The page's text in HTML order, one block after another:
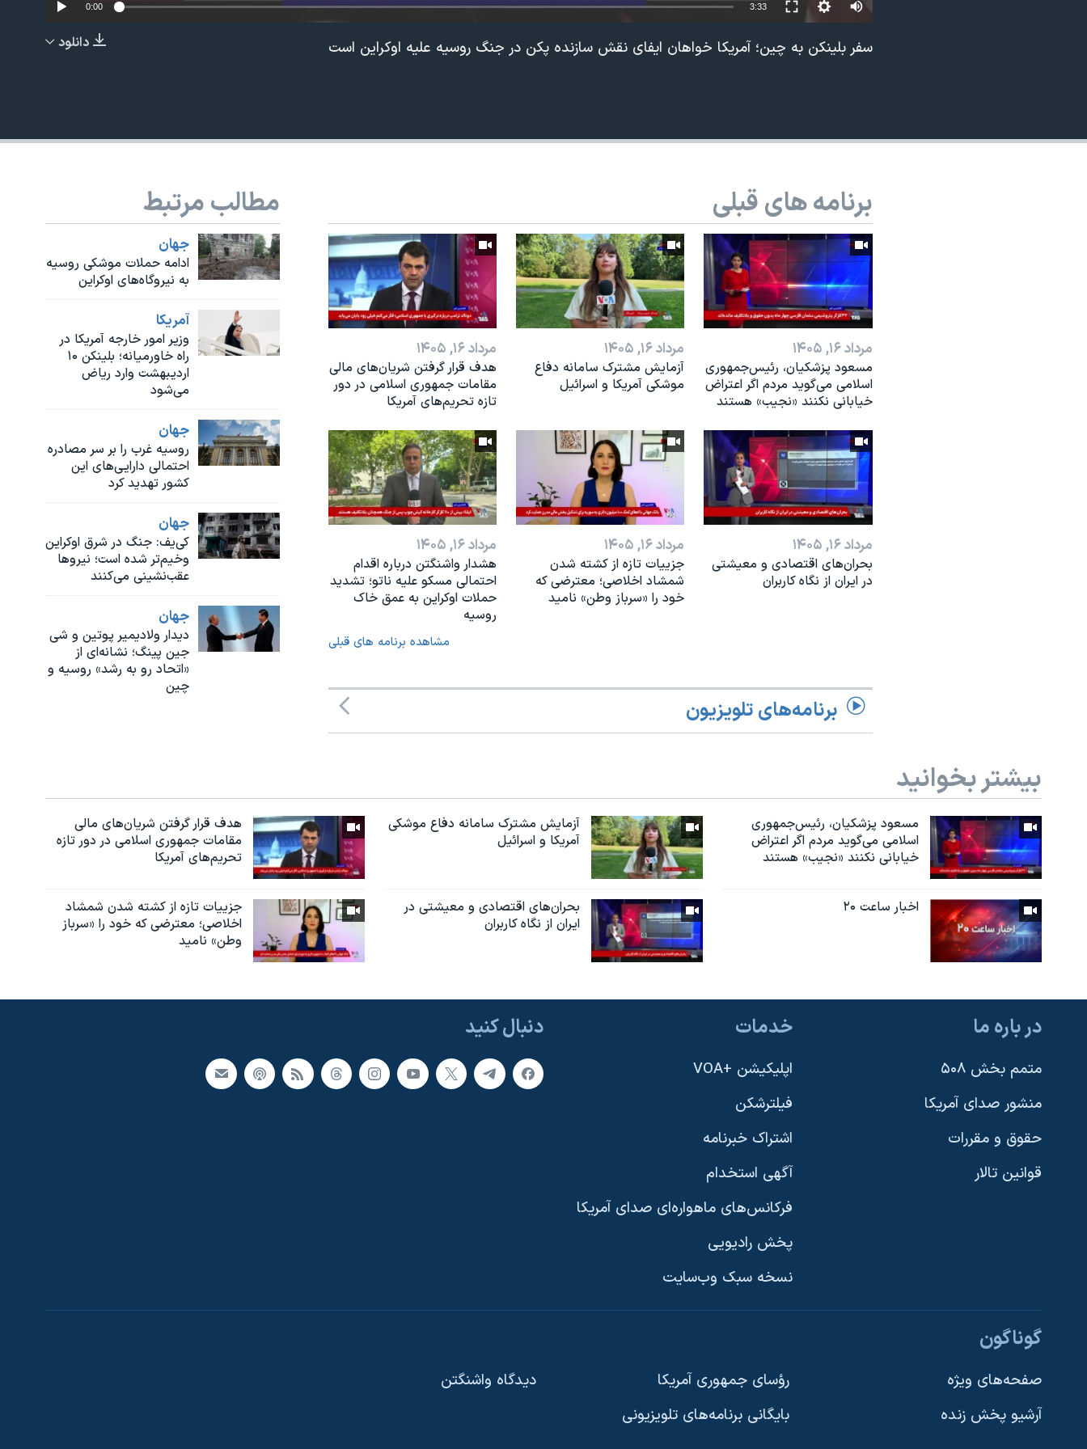
دنبال کنید
زبانهای مختلف
EMBED
0:00 3:33
دانلود سفر بلینکن به چین؛ آمریکا خواهان ایفای نقش سازنده پکن در جنگ روسیه علیه اوکراین است
مطالب مرتبط
جهان
ادامه حملات موشکی روسیه
به نیروگاه‌های اوکراین
آمريکا
وزیر امور خارجه آمریکا در
راه خاورمیانه؛ بلینکن ۱۰
اردیبهشت وارد ریاض
می‌شود
جهان
روسیه غرب را بر سر مصادره
احتمالی دارایی‌های این
کشور تهدید کرد
جهان
کی‌یف: جنگ در شرق اوکراین
وخیم‌تر شده است؛ نیروها
عقب‌‌نشینی می‌کنند
جهان
دیدار ولادیمیر پوتین و شی
جین‌ پینگ؛ نشانه‌ای از
«اتحاد رو‌ به‌ رشد» روسیه و
چین
برنامه های قبلی
مرداد ۱۶, ۱۴۰۵
مسعود پزشکیان، رئيس‌جمهوری
اسلامی می‌گوید مردم اگر اعتراض
خیابانی نکنند «نجیب» هستند
مرداد ۱۶, ۱۴۰۵
آزمایش مشترک سامانه دفاع
موشکی آمریکا و اسرائیل
مرداد ۱۶, ۱۴۰۵
هدف قرار گرفتن شریان‌های مالی
مقامات جمهوری اسلامی در دور
تازه تحریم‌های آمریکا
مرداد ۱۶, ۱۴۰۵
بحران‌های اقتصادی و معیشتی
در ایران از نگاه کاربران
مرداد ۱۶, ۱۴۰۵
جزییات تازه از کشته شدن
شمشاد اخلاصی؛ معترضی که
خود را «سرباز وطن» نامید
مرداد ۱۶, ۱۴۰۵
هشدار واشنگتن درباره اقدام
احتمالی مسکو علیه ناتو؛ تشدید
حملات اوکراین به عمق خاک
روسیه
مشاهده برنامه های قبلی
برنامه‌های تلویزیون
بیشتر بخوانید
مسعود پزشکیان، رئيس‌جمهوری
اسلامی می‌گوید مردم اگر اعتراض
خیابانی نکنند «نجیب» هستند
آزمایش مشترک سامانه دفاع موشکی
آمریکا و اسرائیل
هدف قرار گرفتن شریان‌های مالی
مقامات جمهوری اسلامی در دور تازه
تحریم‌های آمریکا
اخبار ساعت ۲۰
بحران‌های اقتصادی و معیشتی در
ایران از نگاه کاربران
جزییات تازه از کشته شدن شمشاد
اخلاصی؛ معترضی که خود را «سرباز
وطن» نامید
دنبال کنید در باره ما
متمم بخش ۵۰۸
منشور صدای آمریکا
حقوق و مقررات
قوانین تالار
خدمات
اپلیکیشن +VOA
فیلترشکن
اشتراک خبرنامه
آگهی استخدام
فرکانس‌های ماهواره‌ای صدای آمریکا
پخش رادیویی
نسخه سبک وب‌سایت
گوناگون
صفحه‌های ویژه
آرشیو پخش زنده
رؤسای جمهوری آمریکا
بایگانی برنامه‌های تلویزیونی
دیدگاه‌ واشنگتن